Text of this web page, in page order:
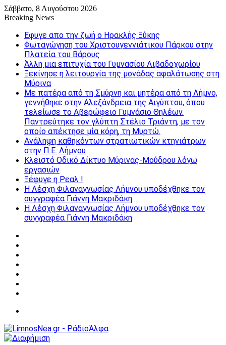
Σάββατο, 8 Αυγούστου 2026
Breaking News
Εφυγε απο την ζωή o Ηρακλής Ξύκης
Φωταγώγηση του Χριστουγεννιάτικου Πάρκου στην
Πλατεία του Βάρους
Άλλη μια επιτυχία του Γυμνασίου Λιβαδοχωρίου
Ξεκίνησε η λειτουργία της μονάδας αφαλάτωσης στη
Μύρινα
Με πατέρα από τη Σμύρνη και μητέρα από τη Λήμνο,
γεννήθηκε στην Αλεξάνδρεια της Αιγύπτου, όπου
τελείωσε το Αβερώφειο Γυμνάσιο Θηλέων.
Παντρεύτηκε τον γλύπτη Στέλιο Τριάντη, με τον
οποίο απέκτησε μία κόρη, τη Μυρτώ.
Ανάληψη καθηκόντων στρατιωτικών κτηνιάτρων
στην Π.Ε. Λήμνου
Κλειστό Οδικό Δίκτυο Μύρινας-Μούδρου λόγω
εργασιών
Ξέφυγε η Ρεαλ !
Η Λέσχη Φιλαναγνωσίας Λήμνου υποδέχθηκε τον
συγγραφέα Γιάννη Μακριδάκη
Η Λέσχη Φιλαναγνωσίας Λήμνου υποδέχθηκε τον
συγγραφέα Γιάννη Μακριδάκη